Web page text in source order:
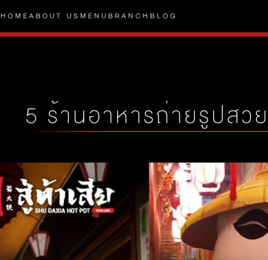
HOMEABOUT US MENU BRANCH BLOG
5 ร้านอาหารถ่ายรูปสว